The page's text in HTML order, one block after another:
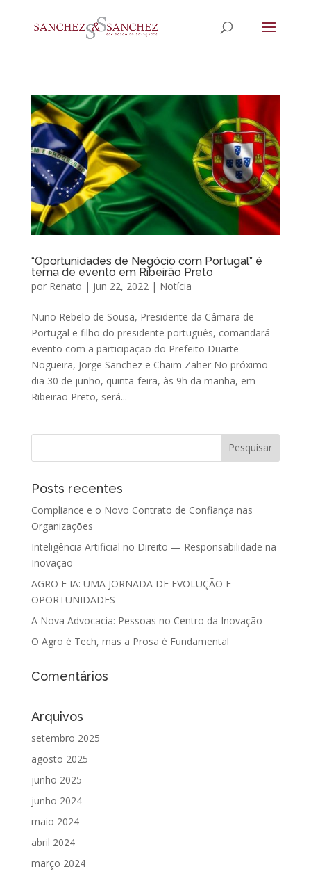
“Oportunidades de Negócio com Portugal” é
tema de evento em Ribeirão Preto
por Renato | jun 22, 2022 | Notícia
Nuno Rebelo de Sousa, Presidente da Câmara de
Portugal e filho do presidente português, comandará
evento com a participação do Prefeito Duarte
Nogueira, Jorge Sanchez e Chaim Zaher No próximo
dia 30 de junho, quinta-feira, às 9h da manhã, em
Ribeirão Preto, será...
Posts recentes
Compliance e o Novo Contrato de Confiança nas
Organizações
Inteligência Artificial no Direito — Responsabilidade na
Inovação
AGRO E IA: UMA JORNADA DE EVOLUÇÃO E
OPORTUNIDADES
A Nova Advocacia: Pessoas no Centro da Inovação
O Agro é Tech, mas a Prosa é Fundamental
Comentários
Arquivos
setembro 2025
agosto 2025
junho 2025
junho 2024
maio 2024
abril 2024
março 2024